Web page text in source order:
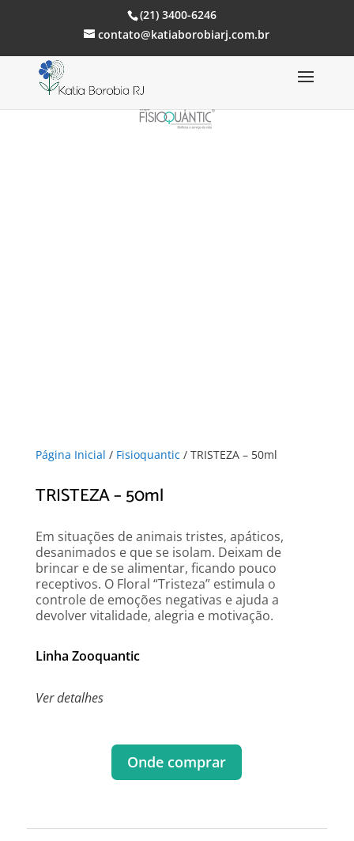
(21) 3400-6246
contato@katiaborobiarj.com.br
Página Inicial / Fisioquantic / TRISTEZA – 50ml
TRISTEZA – 50ml
Em situações de animais tristes, apáticos,
desanimados e que se isolam. Deixam de
brincar e de se alimentar, ficando pouco
receptivos. O Floral “Tristeza” estimula o
controle de emoções negativas e ajuda a
devolver vitalidade, alegria e motivação.
Linha Zooquantic
Ver detalhes
Onde comprar